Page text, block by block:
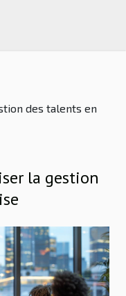
des talents en
la gestion